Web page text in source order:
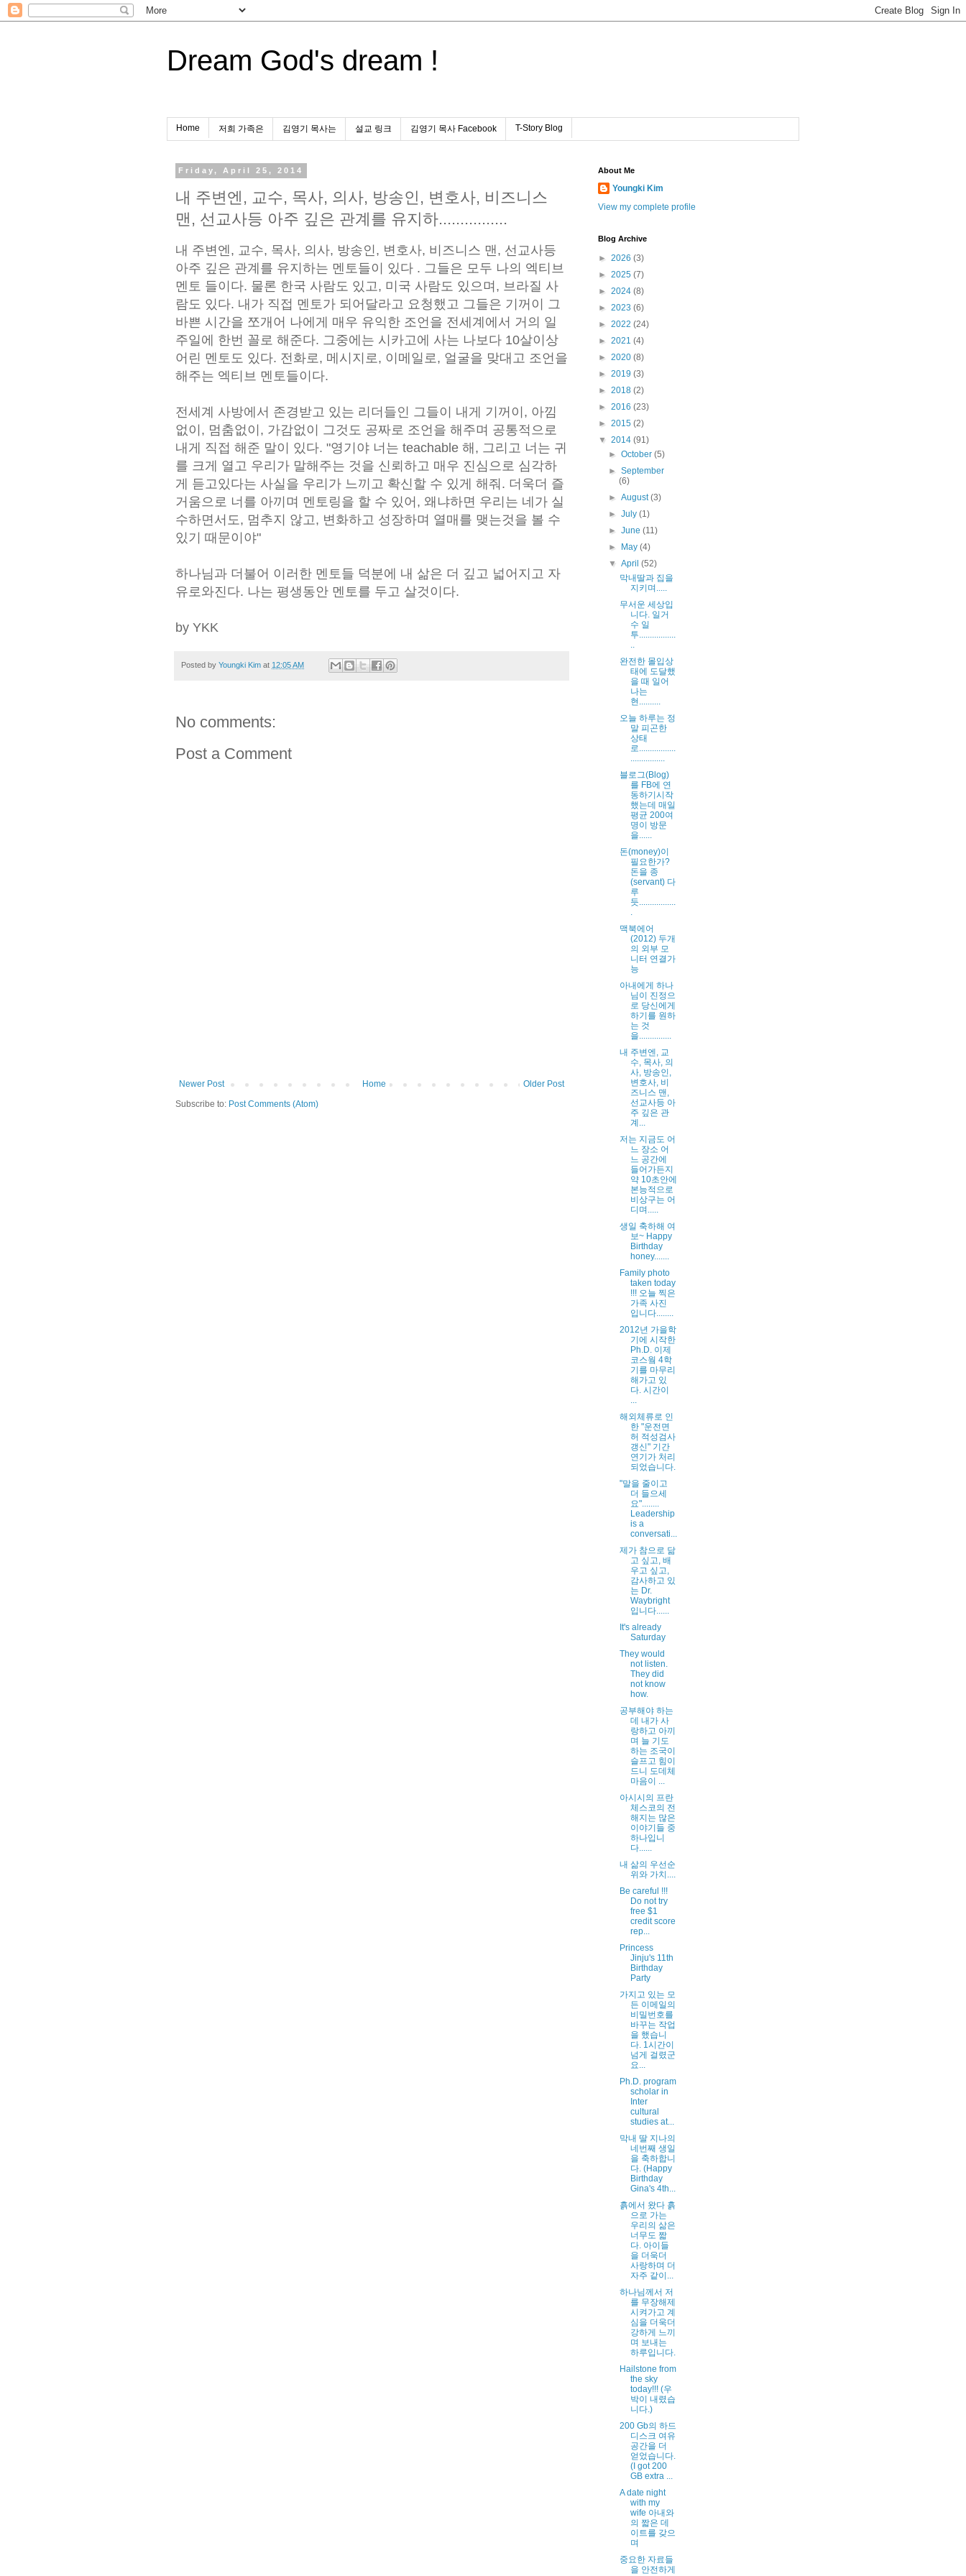
Dream God's dream !
Home 저희 가족은 김영기 목사는 설교 링크 김영기 목사 Facebook T-Story Blog
Friday, April 25, 2014
내 주변엔, 교수, 목사, 의사, 방송인, 변호사, 비즈니스
맨, 선교사등 아주 깊은 관계를 유지하................
내 주변엔, 교수, 목사, 의사, 방송인, 변호사, 비즈니스 맨, 선교사등
아주 깊은 관계를 유지하는 멘토들이 있다 . 그들은 모두 나의 엑티브
멘토 들이다. 물론 한국 사람도 있고, 미국 사람도 있으며, 브라질 사
람도 있다. 내가 직접 멘토가 되어달라고 요청했고 그들은 기꺼이 그
바쁜 시간을 쪼개어 나에게 매우 유익한 조언을 전세계에서 거의 일
주일에 한번 꼴로 해준다. 그중에는 시카고에 사는 나보다 10살이상
어린 멘토도 있다. 전화로, 메시지로, 이메일로, 얼굴을 맞대고 조언을
해주는 엑티브 멘토들이다.
전세계 사방에서 존경받고 있는 리더들인 그들이 내게 기꺼이, 아낌
없이, 멈춤없이, 가감없이 그것도 공짜로 조언을 해주며 공통적으로
내게 직접 해준 말이 있다. "영기야 너는 teachable 해, 그리고 너는 귀
를 크게 열고 우리가 말해주는 것을 신뢰하고 매우 진심으로 심각하
게 듣고있다는 사실을 우리가 느끼고 확신할 수 있게 해줘. 더욱더 즐
거움으로 너를 아끼며 멘토링을 할 수 있어, 왜냐하면 우리는 네가 실
수하면서도, 멈추지 않고, 변화하고 성장하며 열매를 맺는것을 볼 수
있기 때문이야"
하나님과 더불어 이러한 멘토들 덕분에 내 삶은 더 깊고 넓어지고 자
유로와진다. 나는 평생동안 멘토를 두고 살것이다.
by YKK
Posted by Youngki Kim at 12:05 AM
No comments:
Post a Comment
Newer Post Older Post
Home
Subscribe to: Post Comments (Atom)
About Me
Youngki Kim
View my complete profile
Blog Archive
► 2026 (3)
► 2025 (7)
► 2024 (8)
► 2023 (6)
► 2022 (24)
► 2021 (4)
► 2020 (8)
► 2019 (3)
► 2018 (2)
► 2016 (23)
► 2015 (2)
▼ 2014 (91)
►October(5)
►September
(6)
►August(3)
►July(1)
►June(11)
►
May(4)
▼April(52)
막내딸과 집을
지키며.....
무서운 세상입
니다. 일거
수 일
투.................
..
완전한 몰입상
태에 도달했
을 때 일어
나는
현..........
오늘 하루는 정
말 피곤한
상태
로.................
................
블로그(Blog)
를 FB에 연
동하기시작
했는데 매일
평균 200여
명이 방문
을......
돈(money)이
필요한가?
돈을 종
(servant) 다
루
듯.................
.
맥북에어
(2012) 두개
의 외부 모
니터 연결가
능
아내에게 하나
님이 진정으
로 당신에게
하기를 원하
는 것
을...............
내 주변엔, 교
수, 목사, 의
사, 방송인,
변호사, 비
즈니스 맨,
선교사등 아
주 깊은 관
계...
저는 지금도 어
느 장소 어
느 공간에
들어가든지
약 10초안에
본능적으로
비상구는 어
디며.....
생일 축하해 여
보~ Happy
Birthday
honey.......
Family photo
taken today
!!! 오늘 찍은
가족 사진
입니다........
2012년 가을학
기에 시작한
Ph.D. 이제
코스웤 4학
기를 마무리
해가고 있
다. 시간이
...
해외체류로 인
한 "운전면
허 적성검사
갱신" 기간
연기가 처리
되었습니다.
"말을 줄이고
더 들으세
요"........
Leadership
is a
conversati...
제가 참으로 닮
고 싶고, 배
우고 싶고,
감사하고 있
는 Dr.
Waybright
입니다......
It's already
Saturday
They would
not listen.
They did
not know
how.
공부해야 하는
데 내가 사
랑하고 아끼
며 늘 기도
하는 조국이
슬프고 힘이
드니 도데체
마음이 ...
아시시의 프란
체스코의 전
해지는 많은
이야기들 중
하나입니
다......
내 삶의 우선순
위와 가치....
Be careful !!!
Do not try
free $1
credit score
rep...
Princess
Jinju's 11th
Birthday
Party
가지고 있는 모
든 이메일의
비밀번호를
바꾸는 작업
을 했습니
다. 1시간이
넘게 걸렸군
요...
Ph.D. program
scholar in
Inter
cultural
studies at...
막내 딸 지나의
네번째 생일
을 축하합니
다. (Happy
Birthday
Gina's 4th...
흙에서 왔다 흙
으로 가는
우리의 삶은
너무도 짧
다. 아이들
을 더욱더
사랑하며 더
자주 같이...
하나님께서 저
를 무장해제
시켜가고 계
심을 더욱더
강하게 느끼
며 보내는
하루입니다.
Hailstone from
the sky
today!!! (우
박이 내렸습
니다.)
200 Gb의 하드
디스크 여유
공간을 더
얻었습니다.
(I got 200
GB extra ...
A date night
with my
wife 아내와
의 짧은 데
이트를 갖으
며
중요한 자료들
을 안전하게